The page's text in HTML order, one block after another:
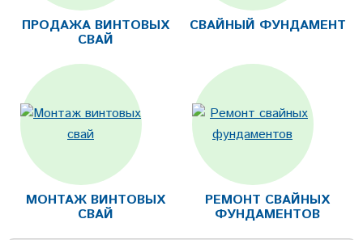
ПРОДАЖА ВИНТОВЫХ
СВАЙ
СВАЙНЫЙ ФУНДАМЕНТ
МОНТАЖ ВИНТОВЫХ
СВАЙ
РЕМОНТ СВАЙНЫХ
ФУНДАМЕНТОВ